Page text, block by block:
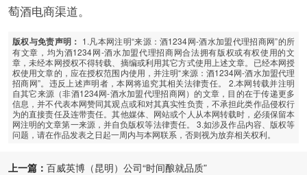
萄酒电商渠道。
版权与免责声明： 1.凡本网注明“来源：酒1234网-酒水加盟代理招商网”的所
有文章，均为酒1234网-酒水加盟代理招商网合法拥有版权或有权使用的文
章，未经本网授权不得转载、摘编或利用其它方式使用上述文章。已经本网授
权使用文章的，应在授权范围内使用，并注明“来源：酒1234网-酒水加盟代理
招商网”。违反上述声明者，本网将追究其相关法律责任。 2.本网转载并注明
自其它来源（非酒1234网-酒水加盟代理招商网）的文章，目的在于传递更多
信息，并不代表本网赞同其观点或和对其真实性负责，不承担此类作品侵权行
为的直接责任及连带责任。其他媒体、网站或个人从本网转载时，必须保留本
网注明的文章第一来源，并自负版权等法律责任。 3.如涉及作品内容、版权等
问题，请在作品发表之日起一周内与本网联系，否则视为放弃相关权利。
上一篇： 百威英博（昆明）公司“时间酿就品质”